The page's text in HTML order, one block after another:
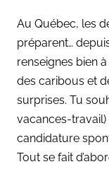
Au Québec, les
préparent…
renseignes bien
des caribous et
surprises. Tu
vacances-
candidature
Tout se fait